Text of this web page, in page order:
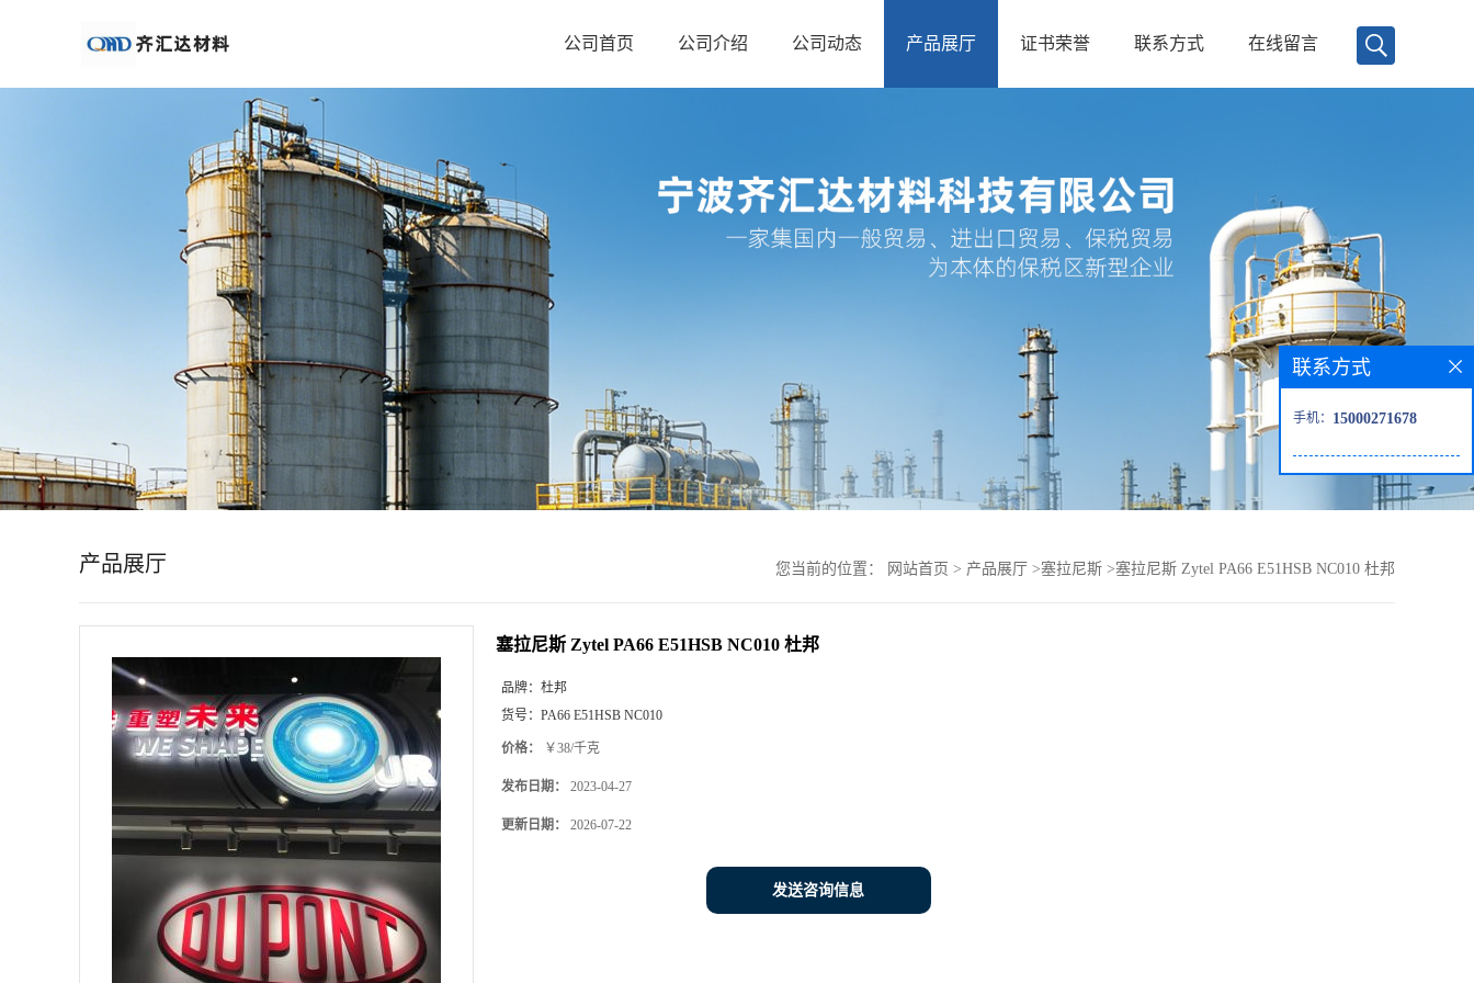
绍
公司首页 公司介绍 公司动态 产品展厅 证书荣誉 联系方式 在线留言
产品展厅 您当前的位置： 网站首页 > 产品展厅 >塞拉尼斯 >塞拉尼斯 Zytel PA66 E51HSB NC010 杜邦
塞拉尼斯 Zytel PA66 E51HSB NC010 杜邦
品牌： 杜邦
货号： PA66 E51HSB NC010
价格： ￥38/千克
发布日期： 2023-04-27
更新日期： 2026-07-22
发送咨询信息
联系方式
手机： 15000271678